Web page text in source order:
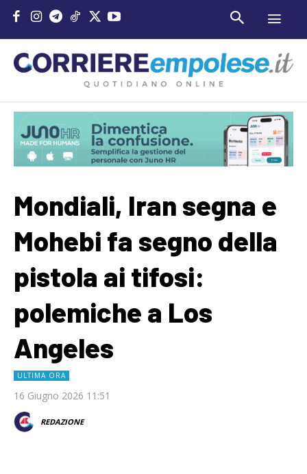
Mondiali, Iran segna e
Mohebi fa segno della
pistola ai tifosi:
polemiche a Los
Angeles
ULTIMA ORA
16 Giugno 2026 11:51
REDAZIONE